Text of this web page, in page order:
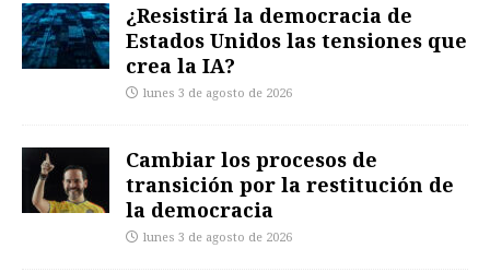
¿Resistirá la democracia de
Estados Unidos las tensiones que
crea la IA?
lunes 3 de agosto de 2026
Cambiar los procesos de
transición por la restitución de
la democracia
lunes 3 de agosto de 2026